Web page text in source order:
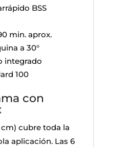
BSS
min. aprox.
a 30°
integrado
100
con
cubre toda la
aplicación. Las 6